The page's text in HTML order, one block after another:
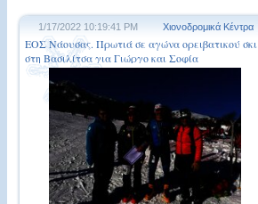
1/17/2022 10:19:41 PM Χιονοδρομικά Κέντρα
ΕΟΣ Νάουσας. Πρωτιά σε αγώνα ορειβατικού σκι
στη Βασιλίτσα για Γιώργο και Σοφία